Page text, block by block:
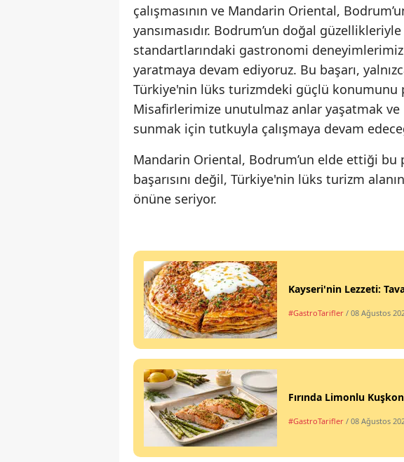
çalışmasının ve Mandarin Oriental,
yansımasıdır. Bodrum’un doğal
standartlarındaki gastronomi deneyimlerimiz
yaratmaya devam ediyoruz. Bu başarı,
Türkiye'nin lüks turizmdeki güçlü
Misafirlerimize unutulmaz anlar yaşatmak
sunmak için tutkuyla çalışmaya devam
Mandarin Oriental, Bodrum’un elde ettiği
başarısını değil, Türkiye'nin lüks turizm
önüne seriyor.
Kayseri'nin Lezzeti:
#GastroTarifler / 08 Ağustos
Fırında Limonlu
#GastroTarifler / 08 Ağustos